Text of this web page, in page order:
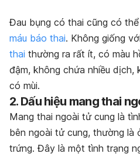
Đau bụng có thai cũng có
máu báo thai. Không giống
thai thường ra rất ít, có màu
đậm, không chứa nhiều
có mùi.
2. Dấu hiệu mang thai
Mang thai ngoài tử cung là
bên ngoài tử cung, thường là
trứng. Đây là một tình trạng